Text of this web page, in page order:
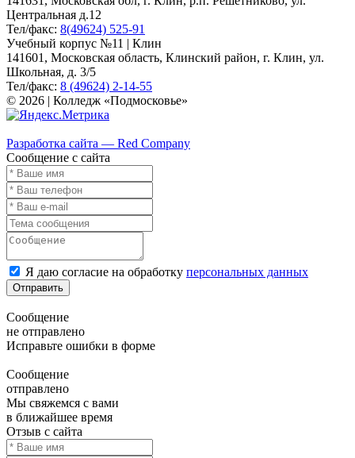
Центральная д.12
Тел/факс: 8(49624) 525-91
Учебный корпус №11 | Клин
141601, Московская область, Клинский район, г. Клин, ул.
Школьная, д. 3/5
Тел/факс: 8 (49624) 2-14-55
© 2026 | Колледж «Подмосковье»
Разработка сайта — Red Company
Сообщение с сайта
Я даю согласие на обработку персональных данных
Отправить
Сообщение
не отправлено
Исправьте ошибки в форме
Сообщение
отправлено
Мы свяжемся с вами
в ближайшее время
Отзыв с сайта